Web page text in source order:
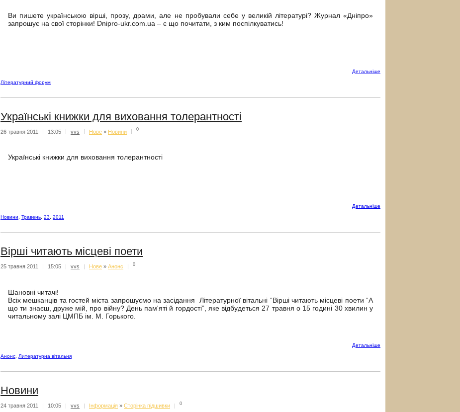
Ви пишете українською вірші, прозу, драми, але не пробували себе у великій літературі? Журнал «Дніпро»
запрошує на свої сторінки! Dnipro-ukr.com.ua – є що почитати, з ким поспілкуватись!
Детальнiше
Літературний форум
Українські книжки для виховання толерантності
26 травня 2011 13:05 vvs Нове » Новини 0
Українські книжки для виховання толерантності
Детальнiше
Новини, Травень, 23, 2011
Вірші читають місцеві поети
25 травня 2011 | 15:05 | vvs | Нове » Анонс | 0
Шановні читачі!
Всіх мешканців та гостей міста запрошуємо на засідання Літературної вітальні “Вірші читають місцеві поети “А
що ти знаєш, друже мій, про війну? День пам'яті й гордості”, яке відбудеться 27 травня о 15 годині 30 хвилин у
читальному залі ЦМПБ ім. М. Горького.
Детальнiше
Анонс
Литературна вітальня
Новини
24 травня 2011 | 10:05 | vvs | Iнформацiя » Сторінка підшивки | 0